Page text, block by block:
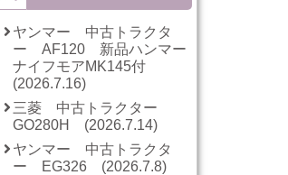
ヤンマー 中古トラクタ
ー AF120 新品ハンマー
ナイフモアMK145付
(2026.7.16)
三菱 中古トラクター
GO280H (2026.7.14)
ヤンマー 中古トラクタ
ー EG326 (2026.7.8)